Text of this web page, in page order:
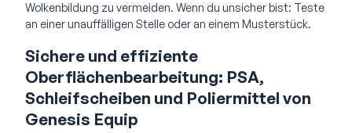
Wolkenbildung zu vermeiden. Wenn du unsicher bist: Teste
an einer unauffälligen Stelle oder an einem Musterstück.
Sichere und effiziente
Oberflächenbearbeitung: PSA,
Schleifscheiben und Poliermittel von
Genesis Equip